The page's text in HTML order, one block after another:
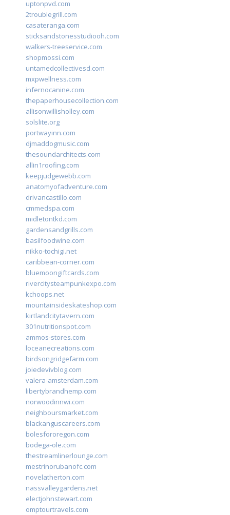
uptonpvd.com
2troublegrill.com
casateranga.com
sticksandstonesstudiooh.com
walkers-treeservice.com
shopmossi.com
untamedcollectivesd.com
mxpwellness.com
infernocanine.com
thepaperhousecollection.com
allisonwillisholley.com
solslite.org
portwayinn.com
djmaddogmusic.com
thesoundarchitects.com
allin1roofing.com
keepjudgewebb.com
anatomyofadventure.com
drivancastillo.com
cmmedspa.com
midletontkd.com
gardensandgrills.com
basilfoodwine.com
nikko-tochigi.net
caribbean-corner.com
bluemoongiftcards.com
rivercitysteampunkexpo.com
kchoops.net
mountainsideskateshop.com
kirtlandcitytavern.com
301nutritionspot.com
ammos-stores.com
loceanecreations.com
birdsongridgefarm.com
joiedevivblog.com
valera-amsterdam.com
libertybrandhemp.com
norwoodinnwi.com
neighboursmarket.com
blackanguscareers.com
bolesfororegon.com
bodega-ole.com
thestreamlinerlounge.com
mestrinorubanofc.com
novelatherton.com
nassvalleygardens.net
electjohnstewart.com
omptourtravels.com